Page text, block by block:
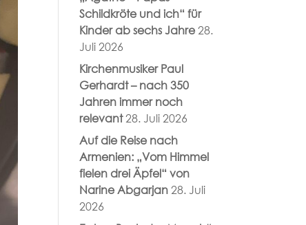
Schildkröte und ich“ für
Kinder ab sechs Jahre28.
Juli 2026
Kirchenmusiker Paul
Gerhardt – nach 350
Jahren immer noch
relevant28. Juli 2026
Auf die Reise nach
Armenien: „Vom Himmel
fielen drei Äpfel“ von
Narine Abgarjan28. Juli
2026